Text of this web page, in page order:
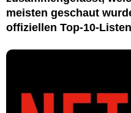
meisten geschaut
offiziellen Top-10-